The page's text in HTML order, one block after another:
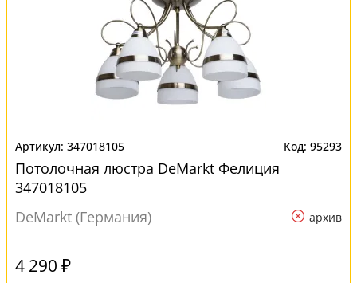
347018105 95293
Потолочная люстра DeMarkt Фелиция
347018105
DeMarkt (Германия)
архив
4 290 ₽